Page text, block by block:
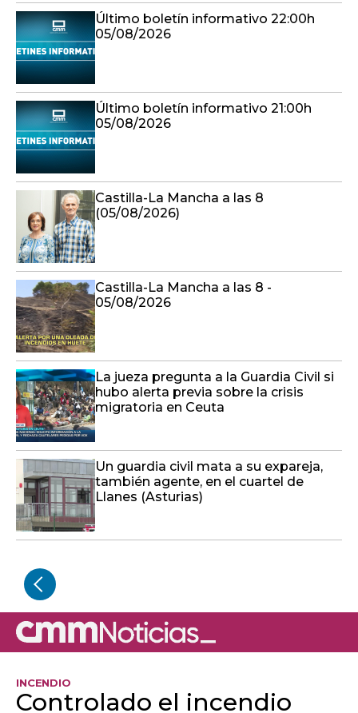
Último boletín informativo 22:00h
05/08/2026
Último boletín informativo 21:00h
05/08/2026
Castilla-La Mancha a las 8
(05/08/2026)
Castilla-La Mancha a las 8 -
05/08/2026
La jueza pregunta a la Guardia Civil si
hubo alerta previa sobre la crisis
migratoria en Ceuta
Un guardia civil mata a su expareja,
también agente, en el cuartel de
Llanes (Asturias)
INCENDIO
Controlado el incendio